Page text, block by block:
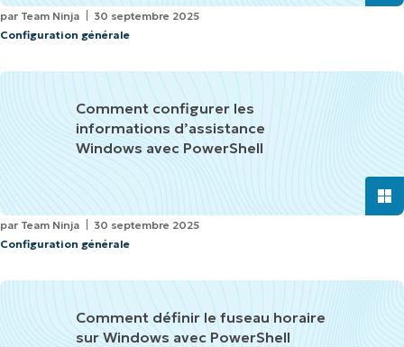
par Team Ninja
30 septembre 2025
Configuration générale
Comment configurer les
informations d’assistance
Windows avec PowerShell
par Team Ninja
30 septembre 2025
Configuration générale
Comment définir le fuseau horaire
sur Windows avec PowerShell